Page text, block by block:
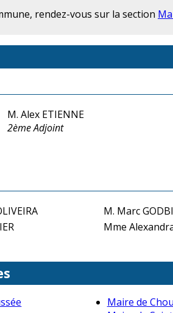
rendez-vous sur la section
M. Alex ETIENNE
2ème Adjoint
M. Marc
Mme
Maire de